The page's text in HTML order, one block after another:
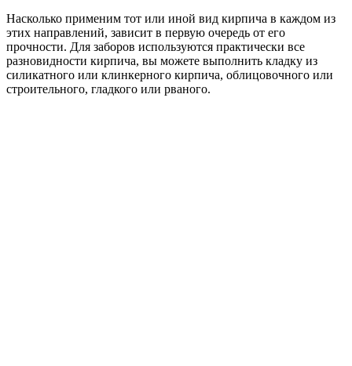
Насколько применим тот или иной вид кирпича в каждом из
этих направлений, зависит в первую очередь от его
прочности. Для заборов используются практически все
разновидности кирпича, вы можете выполнить кладку из
силикатного или клинкерного кирпича, облицовочного или
строительного, гладкого или рваного.